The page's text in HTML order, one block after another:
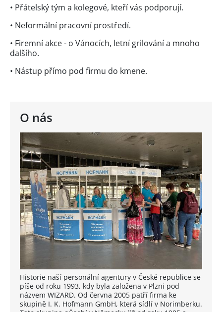
O nás
Historie naší personální agentury v České republice se
píše od roku 1993, kdy byla založena v Plzni pod
názvem WIZARD. Od června 2005 patří firma ke
skupině I. K. Hofmann GmbH, která sídlí v Norimberku.
• Přátelský tým a kolegové, kteří vás podporují.
• Neformální pracovní prostředí.
• Firemní akce - o Vánocích, letní grilování a mnoho
dalšího.
• Nástup přímo pod firmu do kmene.